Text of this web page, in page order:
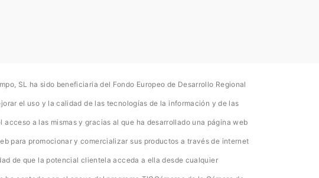
SL ha sido beneficiaria del Fondo Europeo de Desarrollo Regional
el uso y la calidad de las tecnologías de la información y de las
acceso a las mismas y gracias al que ha desarrollado una página web
para promocionar y comercializar sus productos a través de internet
de que la potencial clientela acceda a ella desde cualquier